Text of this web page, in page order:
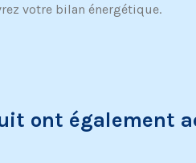
votre bilan énergétique.
ont également